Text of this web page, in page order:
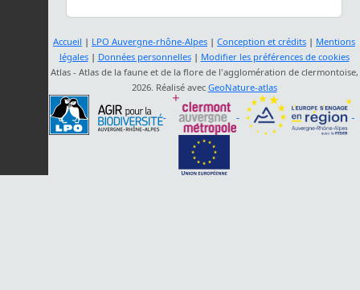
Accueil | LPO Auvergne-rhône-Alpes | Conception et crédits | Mentions
légales| Données personnelles| Modifier les préférences de cookies
Atlas - Atlas de la faune et de la flore de l'agglomération de clermontoise,
2026. Réalisé avec GeoNature-atlas